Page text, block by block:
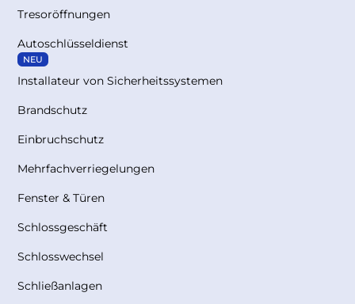
Tresoröffnungen
Autoschlüsseldienst
NEU
Installateur von Sicherheitssystemen
Brandschutz
Einbruchschutz
Mehrfachverriegelungen
Fenster & Türen
Schlossgeschäft
Schlosswechsel
Schließanlagen